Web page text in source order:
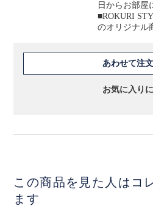
日からお部屋
■ROKURI
のオリジナル
あわせて注
お気に入り
この商品を見た人はコ
ます